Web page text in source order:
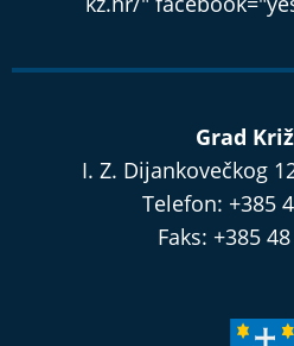
Grad
I. Z. Dijankovečkog
Telefon: +385
Faks: +385